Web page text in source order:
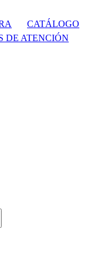
CATÁLOGO
DE ATENCIÓN